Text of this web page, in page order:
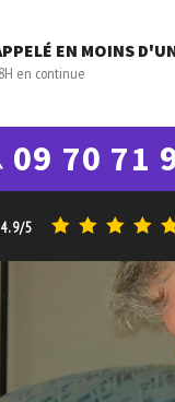
EN MOINS
en continue
09 70 71
4.9/5